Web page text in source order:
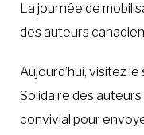
La journée de
des auteurs
Aujourd’hui, visitez
Solidaire des auteurs
convivial pour